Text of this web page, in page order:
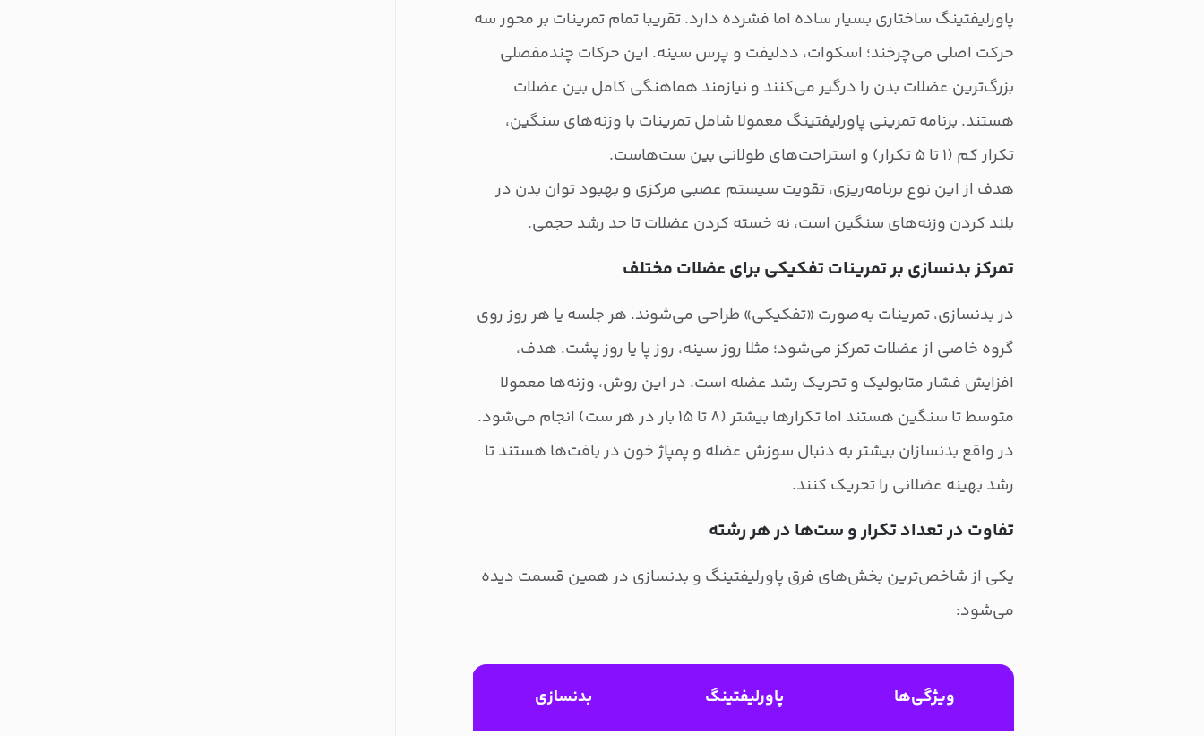
پاورلیفتینگ ساختاری بسیار ساده اما فشرده دارد. تقریبا تمام تمرینات بر محور سه
حرکت اصلی می‌چرخند؛ اسکوات، ددلیفت و پرس سینه. این حرکات چندمفصلی
بزرگ‌ترین عضلات بدن را درگیر می‌کنند و نیازمند هماهنگی کامل بین عضلات
هستند. برنامه تمرینی پاورلیفتینگ معمولا شامل تمرینات با وزنه‌های سنگین،
تکرار کم (۱ تا ۵ تکرار) و استراحت‌های طولانی بین ست‌هاست.
هدف از این نوع برنامه‌ریزی، تقویت سیستم عصبی مرکزی و بهبود توان بدن در
بلند کردن وزنه‌های سنگین است، نه خسته کردن عضلات تا حد رشد حجمی.
تمرکز بدنسازی بر تمرینات تفکیکی برای عضلات مختلف
در بدنسازی، تمرینات به‌صورت «تفکیکی» طراحی می‌شوند. هر جلسه یا هر روز روی
گروه خاصی از عضلات تمرکز می‌شود؛ مثلا روز سینه، روز پا یا روز پشت. هدف،
افزایش فشار متابولیک و تحریک رشد عضله است. در این روش، وزنه‌ها معمولا
متوسط تا سنگین هستند اما تکرارها بیشتر (۸ تا ۱۵ بار در هر ست) انجام می‌شود.
در واقع بدنسازان بیشتر به دنبال سوزش عضله و پمپاژ خون در بافت‌ها هستند تا
رشد بهینه عضلانی را تحریک کنند.
تفاوت در تعداد تکرار و ست‌ها در هر رشته
یکی از شاخص‌ترین بخش‌های فرق پاورلیفتینگ و بدنسازی در همین قسمت دیده
می‌شود:
ویژگی‌ها پاورلیفتینگ بدنسازی